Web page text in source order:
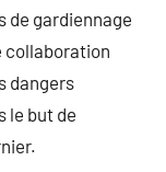
de gardiennage
collaboration
dangers
le but de